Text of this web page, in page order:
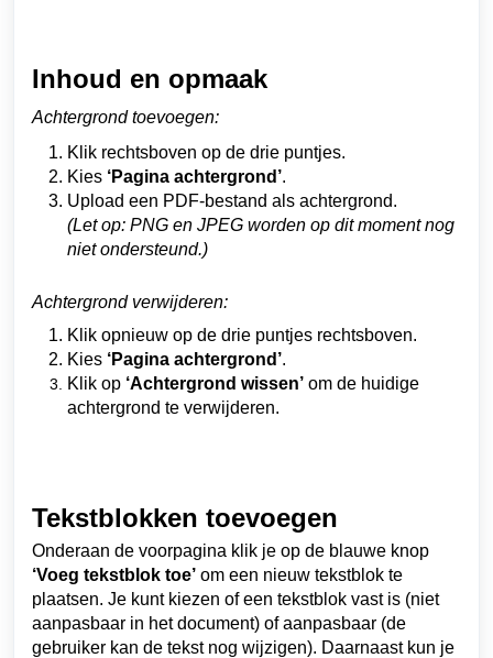
Inhoud en opmaak
Achtergrond toevoegen:
Klik rechtsboven op de drie puntjes.
Kies ‘Pagina achtergrond’.
Upload een PDF-bestand als achtergrond.
(Let op: PNG en JPEG worden op dit moment nog
niet ondersteund.)
Achtergrond verwijderen:
Klik opnieuw op de drie puntjes rechtsboven.
Kies ‘Pagina achtergrond’.
Klik op ‘Achtergrond wissen’ om de huidige
achtergrond te verwijderen.
Tekstblokken toevoegen
Onderaan de voorpagina klik je op de blauwe knop
‘Voeg tekstblok toe’ om een nieuw tekstblok te
plaatsen. Je kunt kiezen of een tekstblok vast is (niet
aanpasbaar in het document) of aanpasbaar (de
gebruiker kan de tekst nog wijzigen). Daarnaast kun je